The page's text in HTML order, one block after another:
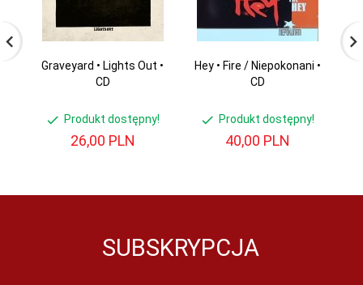
Graveyard • Lights Out •
CD
Produkt dostępny!
26,00 PLN
Hey • Fire / Niepokonani •
CD
Produkt dostępny!
40,00 PLN
SUBSKRYPCJA